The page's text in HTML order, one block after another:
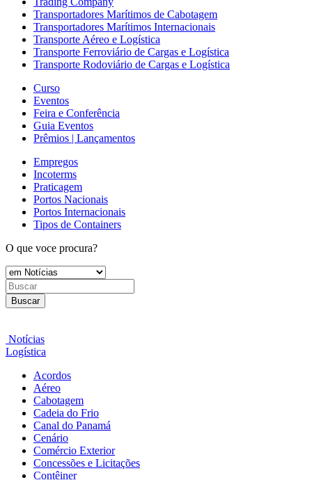
Transportadores Marítimos de Cabotagem
Transportadores Marítimos Internacionais
Transporte Aéreo e Logística
Transporte Ferroviário de Cargas e Logística
Transporte Rodoviário de Cargas e Logística
Curso
Eventos
Feira e Conferência
Guia Eventos
Prêmios | Lançamentos
Empregos
Incoterms
Praticagem
Portos Nacionais
Portos Internacionais
Tipos de Containers
O que voce procura?
Buscar
Notícias
Logística
Acordos
Aéreo
Cabotagem
Cadeia do Frio
Canal do Panamá
Cenário
Comércio Exterior
Concessões e Licitações
Contêiner